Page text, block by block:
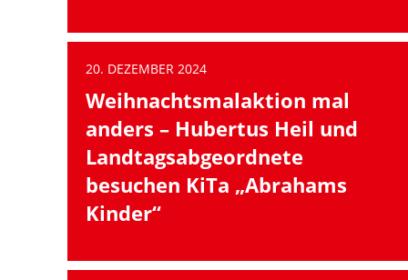
20. DEZEMBER 2024
Weihnachtsmalaktion mal
anders – Hubertus Heil und
Landtagsabgeordnete
besuchen KiTa „Abrahams
Kinder“